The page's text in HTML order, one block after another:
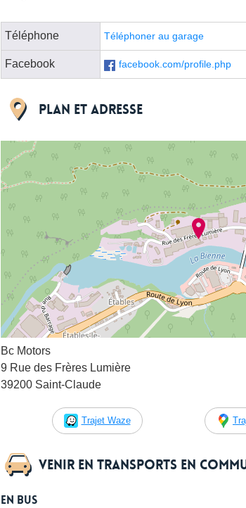
Téléphone Téléphoner au garage
Facebook facebook.com/profile.php
Plan et adresse
Bc Motors
9 Rue des Frères Lumière
39200 Saint-Claude
Trajet Waze
Venir en transports en
En bus